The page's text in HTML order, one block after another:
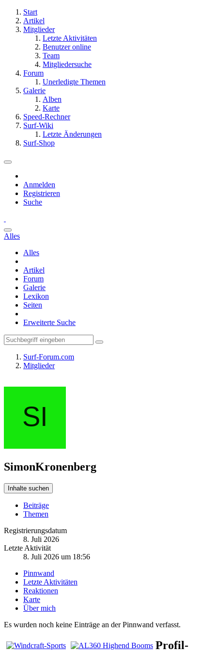
Start
Artikel
Mitglieder
Letzte Aktivitäten
Benutzer online
Team
Mitgliedersuche
Forum
Unerledigte Themen
Galerie
Alben
Karte
Speed-Rechner
Surf-Wiki
Letzte Änderungen
Surf-Shop
Anmelden
Registrieren
Suche
Alles
Alles
Artikel
Forum
Galerie
Lexikon
Seiten
Erweiterte Suche
Surf-Forum.com
Mitglieder
SimonKronenberg
Inhalte suchen
Beiträge
Themen
Registrierungsdatum
8. Juli 2026
Letzte Aktivität
8. Juli 2026 um 18:56
Pinnwand
Letzte Aktivitäten
Reaktionen
Karte
Über mich
Es wurden noch keine Einträge an der Pinnwand verfasst.
Profil-